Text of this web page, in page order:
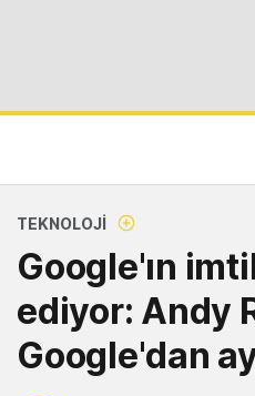
TEKNOLOJI
Google'ın
ediyor: Andy
Google'dan